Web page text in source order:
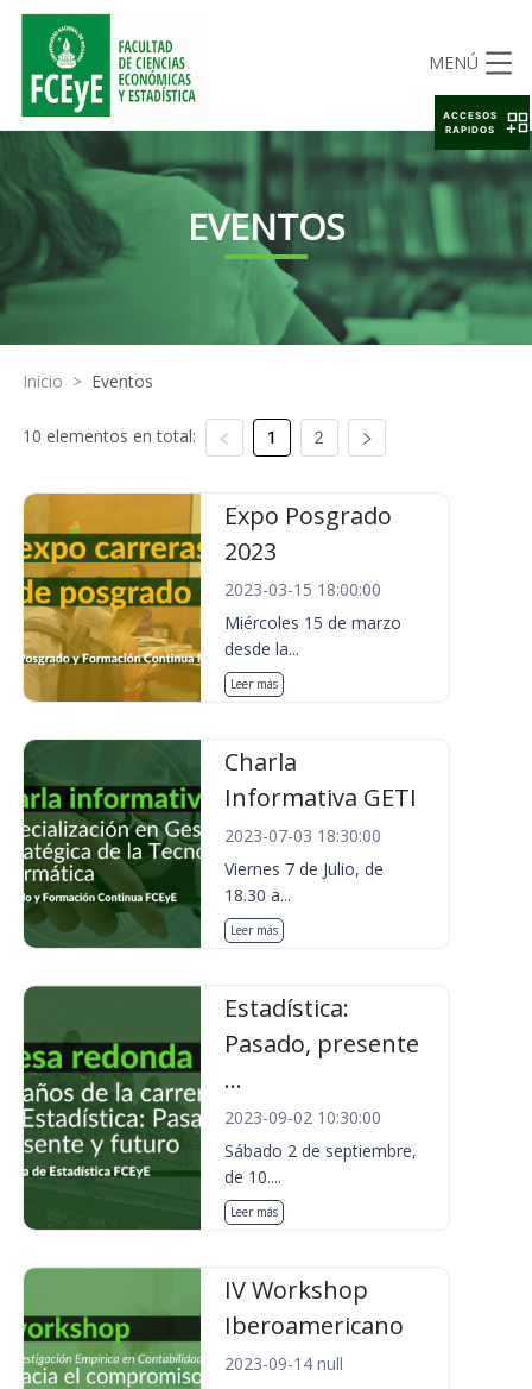
MENÚ
EVENTOS
Inicio > Eventos
10 elementos en total: 1 2
Expo Posgrado
2023
2023-03-15 18:00:00
Miércoles 15 de marzo
desde la...
Leer más
Charla
Informativa GETI
2023-07-03 18:30:00
Viernes 7 de Julio, de
18.30 a...
Leer más
Estadística:
Pasado, presente
...
2023-09-02 10:30:00
Sábado 2 de septiembre,
de 10....
Leer más
IV Workshop
Iberoamericano
2023-09-14 null
ACCESOS
RAPIDOS